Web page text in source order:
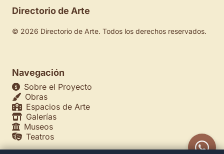
Directorio de Arte
© 2026 Directorio de Arte. Todos los derechos reservados.
Navegación
Sobre el Proyecto
Obras
Espacios de Arte
Galerías
Museos
Teatros